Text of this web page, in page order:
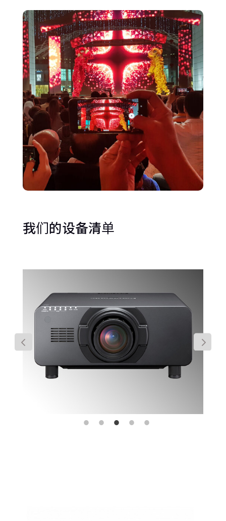
我们的设备清单